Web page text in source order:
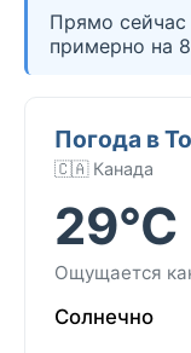
Прямо
примерно на
Погода в
🇨🇦 Канада
29°C
Ощущается
Солнечно